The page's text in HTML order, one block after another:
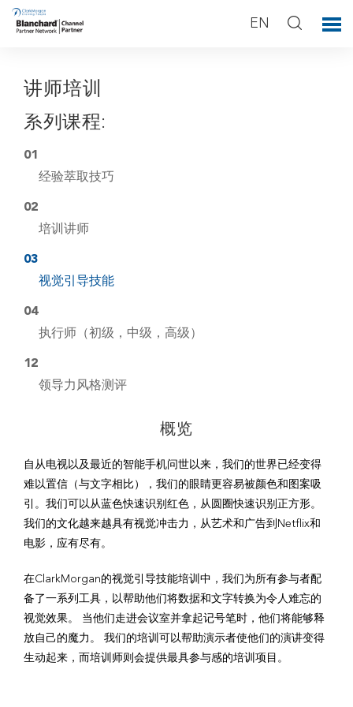
EN
讲师培训
系列课程:
01
经验萃取技巧
02
培训讲师
03
视觉引导技能
04
执行师（初级，中级，高级）
12
领导力风格测评
概览
自从电视以及最近的智能手机问世以来，我们的世界已经变得
难以置信（与文字相比），我们的眼睛更容易被颜色和图案吸
引。我们可以从蓝色快速识别红色，从圆圈快速识别正方形。
我们的文化越来越具有视觉冲击力，从艺术和广告到Netflix和
电影，应有尽有。
在ClarkMorgan的视觉引导技能培训中，我们为所有参与者配
备了一系列工具，以帮助他们将数据和文字转换为令人难忘的
视觉效果。 当他们走进会议室并拿起记号笔时，他们将能够释
放自己的魔力。 我们的培训可以帮助演示者使他们的演讲变得
生动起来，而培训师则会提供最具参与感的培训项目。